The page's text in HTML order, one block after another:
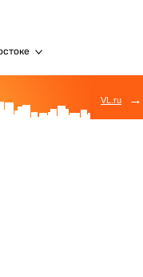
VL.ru →